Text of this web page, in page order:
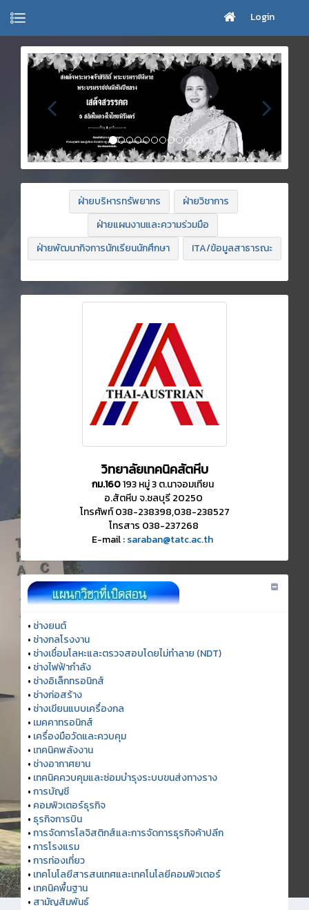
Login
ฝ่ายบริหารทรัพยากร
ฝ่ายวิชาการ
ฝ่ายแผนงานและความร่วมมือ
ฝ่ายพัฒนากิจการนักเรียนนักศึกษา
ITA/ข้อมูลสาธารณะ
วิทยาลัยเทคนิคสัตหีบ
กม.160193 หมู่ 3 ต.นาจอมเทียน
อ.สัตหีบ จ.ชลบุรี 20250
โทรศัพท์ 038-238398,038-238527
โทรสาร 038-237268
E-mail :saraban@tatc.ac.th
• ช่างยนต์
• ช่างกลโรงงาน
• ช่างเชื่อมโลหะและตรวจสอบโดยไม่ทำลาย (NDT)
• ช่างไฟฟ้ากำลัง
• ช่างอิเล็กทรอนิกส์
• ช่างก่อสร้าง
• ช่างเขียนแบบเครื่องกล
• เมคคาทรอนิกส์
• เครื่องมือวัดและควบคุม
• เทคนิคพลังงาน
• ช่างอากาศยาน
• เทคนิคควบคุมและซ่อมบำรุงระบบขนส่งทางราง
•การบัญชี
• คอมพิวเตอร์ธุรกิจ
• ธุรกิจการบิน
•การจัดการโลจิสติกส์และการจัดการธุรกิจค้าปลีก
•การโรงแรม
•การท่องเที่ยว
• เทคโนโลยีสารสนเทศและเทคโนโลยีคอมพิวเตอร์
• เทคนิคพื้นฐาน
• สามัญสัมพันธ์